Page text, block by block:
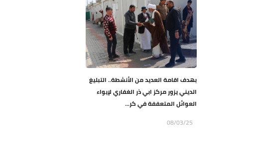
بهدف اقامة العديد من الأنشطة.. التبليغ
الديني يزور مركز ابي ذر الغفاري لإيواء
العوائل المتعففة في كر...
08/03/25